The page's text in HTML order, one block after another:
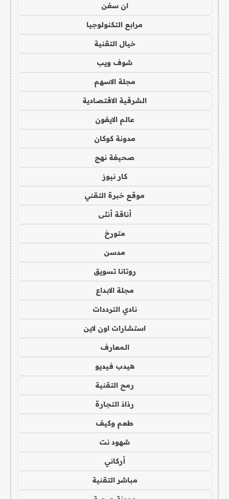
ان سفن
مرابع التكنولوجيا
خيال التقنية
شوف ويب
مجلة الاسهم
الشرقية الاقتصادية
عالم الايفون
مدونة كوكان
صحيفة نهج
كار نيوز
موقع خبرة التقني
أناقة أنثى
متورخ
مدسن
روتانا تسويق
مجلة الابداع
نادي الترددات
استشارات اون لاين
المعارف
هيدب فيديو
رمح التقنية
رذاذ التجارة
طعم وكيف
شهود نت
أركاني
مباشر التقنية